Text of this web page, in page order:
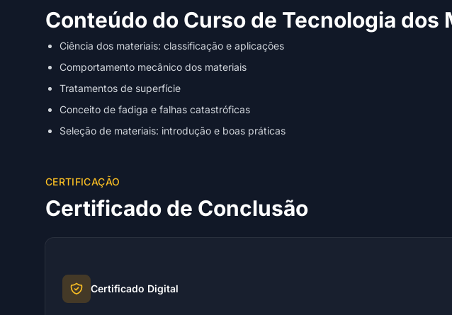
Conteúdo do Curso de Tecnologia dos
Ciência dos materiais: classificação e aplicações
Comportamento mecânico dos materiais
Tratamentos de superfície
Conceito de fadiga e falhas catastróficas
Seleção de materiais: introdução e boas práticas
CERTIFICAÇÃO
Certificado de Conclusão
Certificado Digital